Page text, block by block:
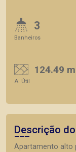
3
Banheiros
124.49
A. Útil
Descrição
Apartamento alto